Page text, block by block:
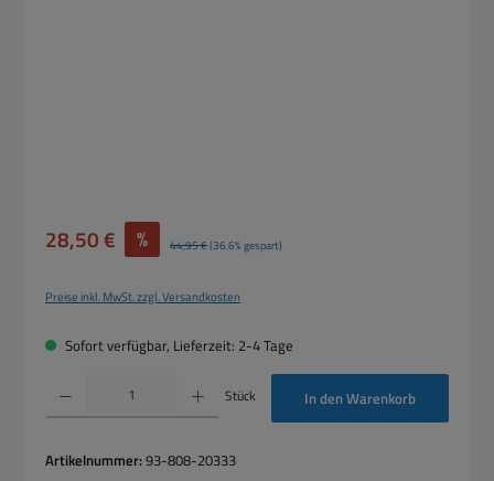
Verkaufspreis:
28,50 € % Regulärer Preis:
44,95 €(36.6% gespart)
Preise inkl. MwSt. zzgl. Versandkosten
Sofort verfügbar, Lieferzeit: 2-4 Tage
Produkt Anzahl: Gib den gewünschten Wert ein oder benutze die Schaltflächen um
Stück In den Warenkorb
Artikelnummer:93-808-20333